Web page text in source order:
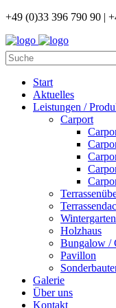
+49 (0)33 396 790 90 |
Start
Aktuelles
Leistungen /
Carport
Wintergarten
Holzhaus
Bungalow /
Pavillon
Galerie
Über uns
Kontakt